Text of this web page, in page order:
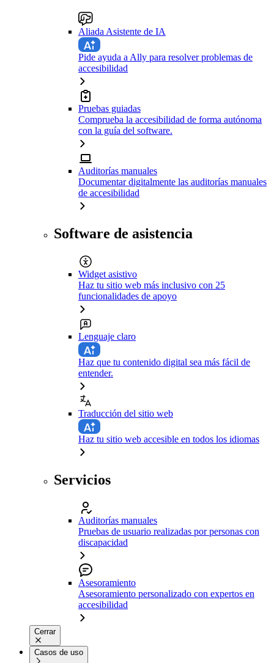
Aliada Asistente de IA
Pide ayuda a Ally para resolver problemas de
accesibilidad
Pruebas guiadas
Comprueba la accesibilidad de forma autónoma
con la guía del software.
Auditorías manuales
Documentar digitalmente las auditorías manuales
de accesibilidad
Software de asistencia
Widget asistivo
Haz tu sitio web más inclusivo con 25
funcionalidades de apoyo
Lenguaje claro
Haz que tu contenido digital sea más fácil de
entender.
Traducción del sitio web
Haz tu sitio web accesible en todos los idiomas
Servicios
Auditorías manuales
Pruebas de usuario realizadas por personas con
discapacidad
Asesoramiento
Asesoramiento personalizado con expertos en
accesibilidad
Cerrar
Casos de uso